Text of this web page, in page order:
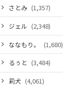
さとみ (1,357)
ジェル (2,348)
ななもり。
(1,680)
るぅと (3,484)
莉犬 (4,061)